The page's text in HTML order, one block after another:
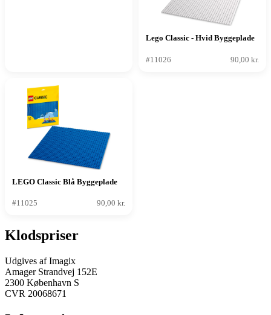
Lego Classic - Hvid Byggeplade
#11026 90,00 kr.
LEGO Classic Blå Byggeplade
#11025 90,00 kr.
Klodspriser
Udgives af Imagix
Amager Strandvej 152E
2300 København S
CVR 20068671